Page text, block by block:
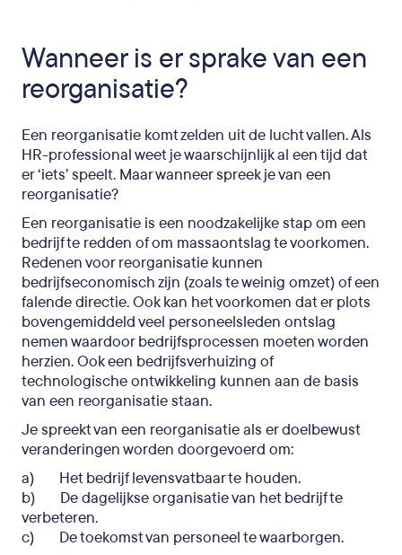
Wanneer is er sprake van een
reorganisatie?
Een reorganisatie komt zelden uit de lucht vallen. Als
HR-professional weet je waarschijnlijk al een tijd dat
er ‘iets’ speelt. Maar wanneer spreek je van een
reorganisatie?
Een reorganisatie is een noodzakelijke stap om een
bedrijf te redden of om massaontslag te voorkomen.
Redenen voor reorganisatie kunnen
bedrijfseconomisch zijn (zoals te weinig omzet) of een
falende directie. Ook kan het voorkomen dat er plots
bovengemiddeld veel personeelsleden ontslag
nemen waardoor bedrijfsprocessen moeten worden
herzien. Ook een bedrijfsverhuizing of
technologische ontwikkeling kunnen aan de basis
van een reorganisatie staan.
Je spreekt van een reorganisatie als er doelbewust
veranderingen worden doorgevoerd om:
a) Het bedrijf levensvatbaar te houden.
b) De dagelijkse organisatie van het bedrijf te
verbeteren.
c) De toekomst van personeel te waarborgen.